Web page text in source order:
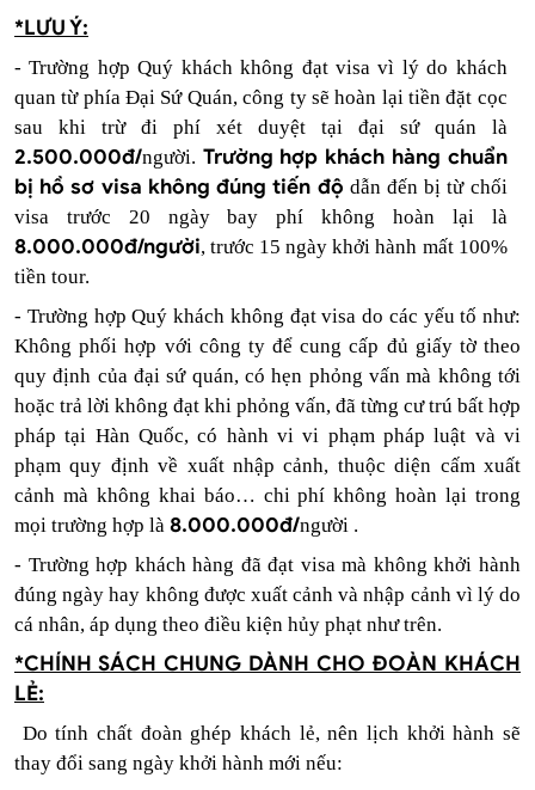
*LƯU Ý:
- Trường hợp Quý khách không đạt visa vì lý do khách
quan từ phía Đại Sứ Quán, công ty sẽ hoàn lại tiền đặt cọc
sau khi trừ đi phí xét duyệt tại đại sứ quán là
2.500.000đ/người. Trường hợp khách hàng chuẩn
bị hồ sơ visa không đúng tiến độ dẫn đến bị từ chối
visa trước 20 ngày bay phí không hoàn lại là
8.000.000đ/người, trước 15 ngày khởi hành mất 100%
tiền tour.
- Trường hợp Quý khách không đạt visa do các yếu tố như:
Không phối hợp với công ty để cung cấp đủ giấy tờ theo
quy định của đại sứ quán, có hẹn phỏng vấn mà không tới
hoặc trả lời không đạt khi phỏng vấn, đã từng cư trú bất hợp
pháp tại Hàn Quốc, có hành vi vi phạm pháp luật và vi
phạm quy định về xuất nhập cảnh, thuộc diện cấm xuất
cảnh mà không khai báo… chi phí không hoàn lại trong
mọi trường hợp là 8.000.000đ/người .
- Trường hợp khách hàng đã đạt visa mà không khởi hành
đúng ngày hay không được xuất cảnh và nhập cảnh vì lý do
cá nhân, áp dụng theo điều kiện hủy phạt như trên.
*CHÍNH SÁCH CHUNG DÀNH CHO ĐOÀN KHÁCH
LẺ:
Do tính chất đoàn ghép khách lẻ, nên lịch khởi hành sẽ
thay đổi sang ngày khởi hành mới nếu: